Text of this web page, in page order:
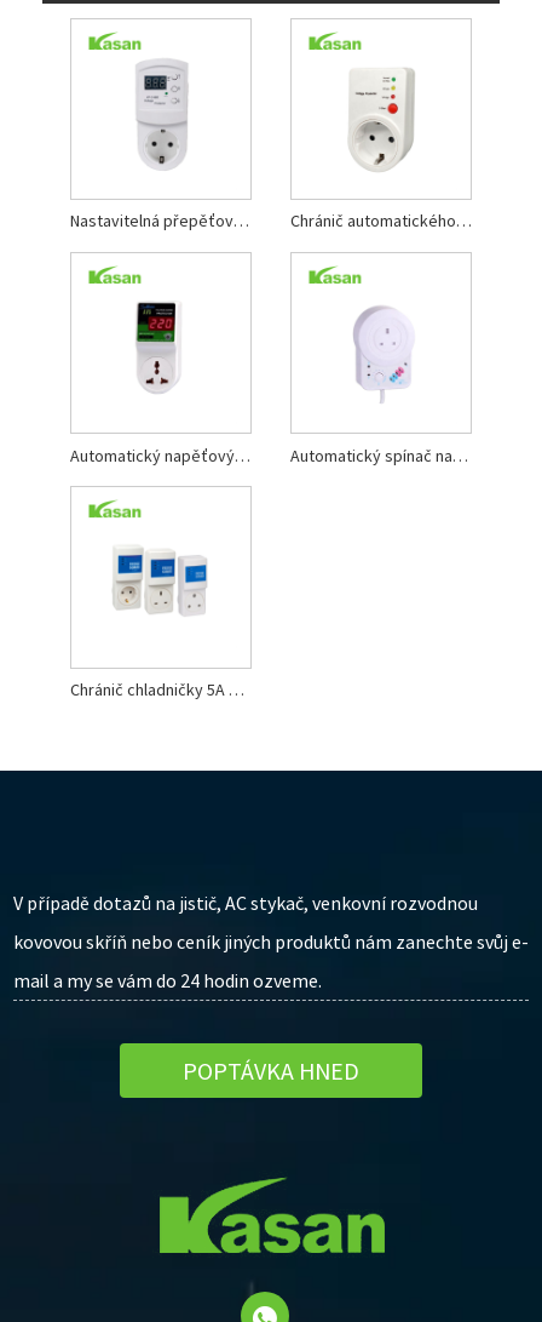
Nastavitelná přepěťová ochrana se zásuvným typem Chránič automatického spínače napětí chladničky
Automatický napěťový ochranný přepínač AVS13 20A Micro LED Type Automatický spínač napětí Ochrana proti přepětí
Chránič chladničky 5A 7A 13A Ochrana automatického spínače napětí
V případě dotazů na jistič, AC stykač, venkovní rozvodnou
kovovou skříň nebo ceník jiných produktů nám zanechte svůj e-
mail a my se vám do 24 hodin ozveme.
POPTÁVKA HNED